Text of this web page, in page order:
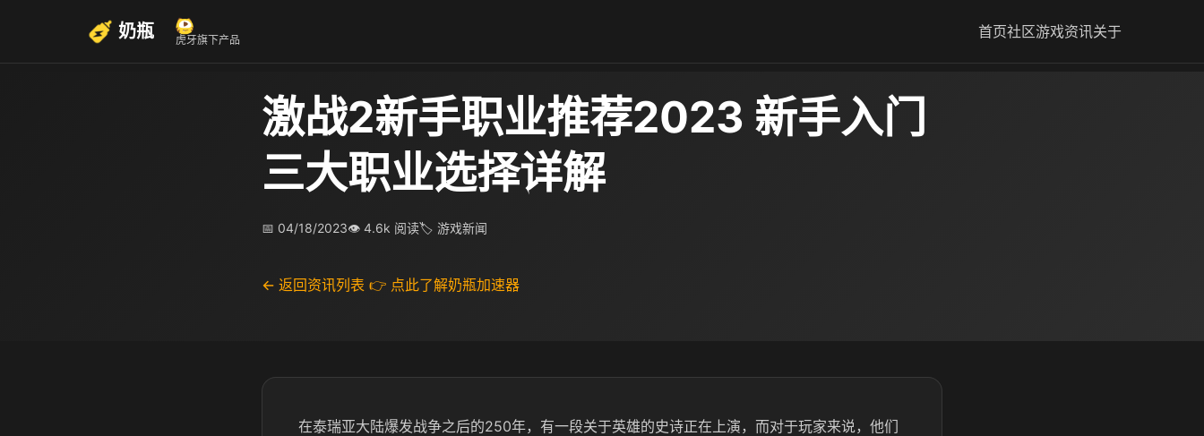
奶瓶 虎牙旗下产品 首页社区游戏资讯关于
激战2新手职业推荐2023 新手入门
三大职业选择详解
📅 04/18/2023👁 4.6k 阅读🏷 游戏新闻
← 返回资讯列表 👉 点此了解奶瓶加速器
在泰瑞亚大陆爆发战争之后的250年，有一段关于英雄的史诗正在上演，而对于玩家来说，他们